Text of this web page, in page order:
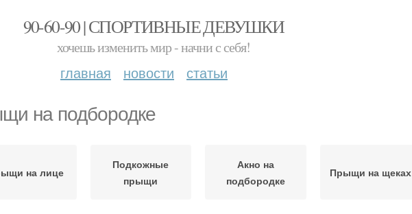
90-60-90 | СПОРТИВНЫЕ ДЕВУШКИ
хочешь изменить мир - начни с себя!
главная новости статьи
на подбородке
на лице
Подкожные
прыщи
Акно на
подбородке
Прыщи на щеках